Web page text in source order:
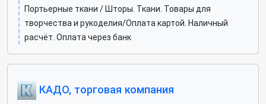
Портьерные ткани / Шторы. Ткани. Товары для
творчества и рукоделия/Оплата картой. Наличный
расчёт. Оплата через банк
КАДО, торговая компания